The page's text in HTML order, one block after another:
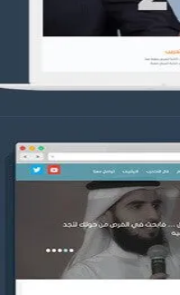
الحزيمي